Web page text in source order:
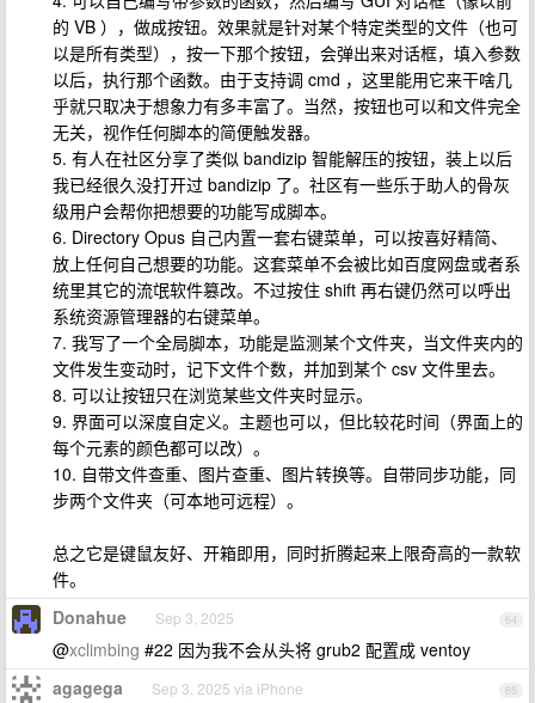
的 VB ），做成按钮。效果就是针对某个特定类型的文件（也可
以是所有类型），按一下那个按钮，会弹出来对话框，填入参数
以后，执行那个函数。由于支持调 cmd ，这里能用它来干啥几
乎就只取决于想象力有多丰富了。当然，按钮也可以和文件完全
无关，视作任何脚本的简便触发器。
5. 有人在社区分享了类似 bandizip 智能解压的按钮，装上以后
我已经很久没打开过 bandizip 了。社区有一些乐于助人的骨灰
级用户会帮你把想要的功能写成脚本。
6. Directory Opus 自己内置一套右键菜单，可以按喜好精简、
放上任何自己想要的功能。这套菜单不会被比如百度网盘或者系
统里其它的流氓软件篡改。不过按住 shift 再右键仍然可以呼出
系统资源管理器的右键菜单。
7. 我写了一个全局脚本，功能是监测某个文件夹，当文件夹内的
文件发生变动时，记下文件个数，并加到某个 csv 文件里去。
8. 可以让按钮只在浏览某些文件夹时显示。
9. 界面可以深度自定义。主题也可以，但比较花时间（界面上的
每个元素的颜色都可以改）。
10. 自带文件查重、图片查重、图片转换等。自带同步功能，同
步两个文件夹（可本地可远程）。
总之它是键鼠友好、开箱即用，同时折腾起来上限奇高的一款软
件。
64
Donahue Sep 3, 2025
@xclimbing #22 因为我不会从头将 grub2 配置成 ventoy
65
agagega Sep 3, 2025 via iPhone